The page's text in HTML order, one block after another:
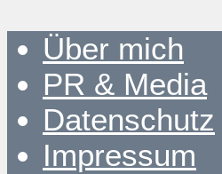
Über mich
PR & Media
Datenschutz
Impressum